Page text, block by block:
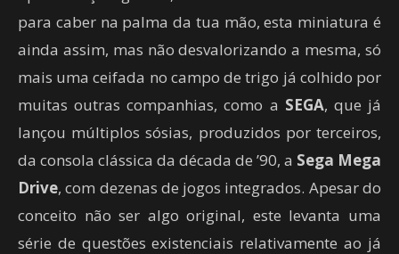
para caber na palma da tua mão, esta miniatura é
ainda assim, mas não desvalorizando a mesma, só
mais uma ceifada no campo de trigo já colhido por
muitas outras companhias, como a SEGA, que já
lançou múltiplos sósias, produzidos por terceiros,
da consola clássica da década de ’90, a Sega Mega
Drive, com dezenas de jogos integrados. Apesar do
conceito não ser algo original, este levanta uma
série de questões existenciais relativamente ao já